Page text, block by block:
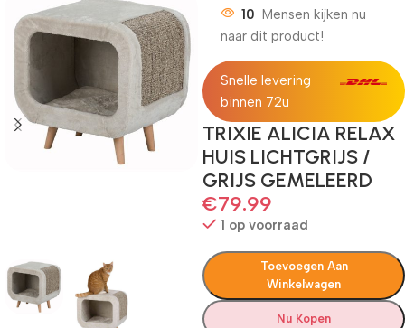
10 Mensen kijken nu
naar dit product!
Snelle levering
binnen 72u
TRIXIE ALICIA RELAX
HUIS LICHTGRIJS /
GRIJS GEMELEERD
€79.99
1 op voorraad
Toevoegen Aan
Winkelwagen
Nu Kopen